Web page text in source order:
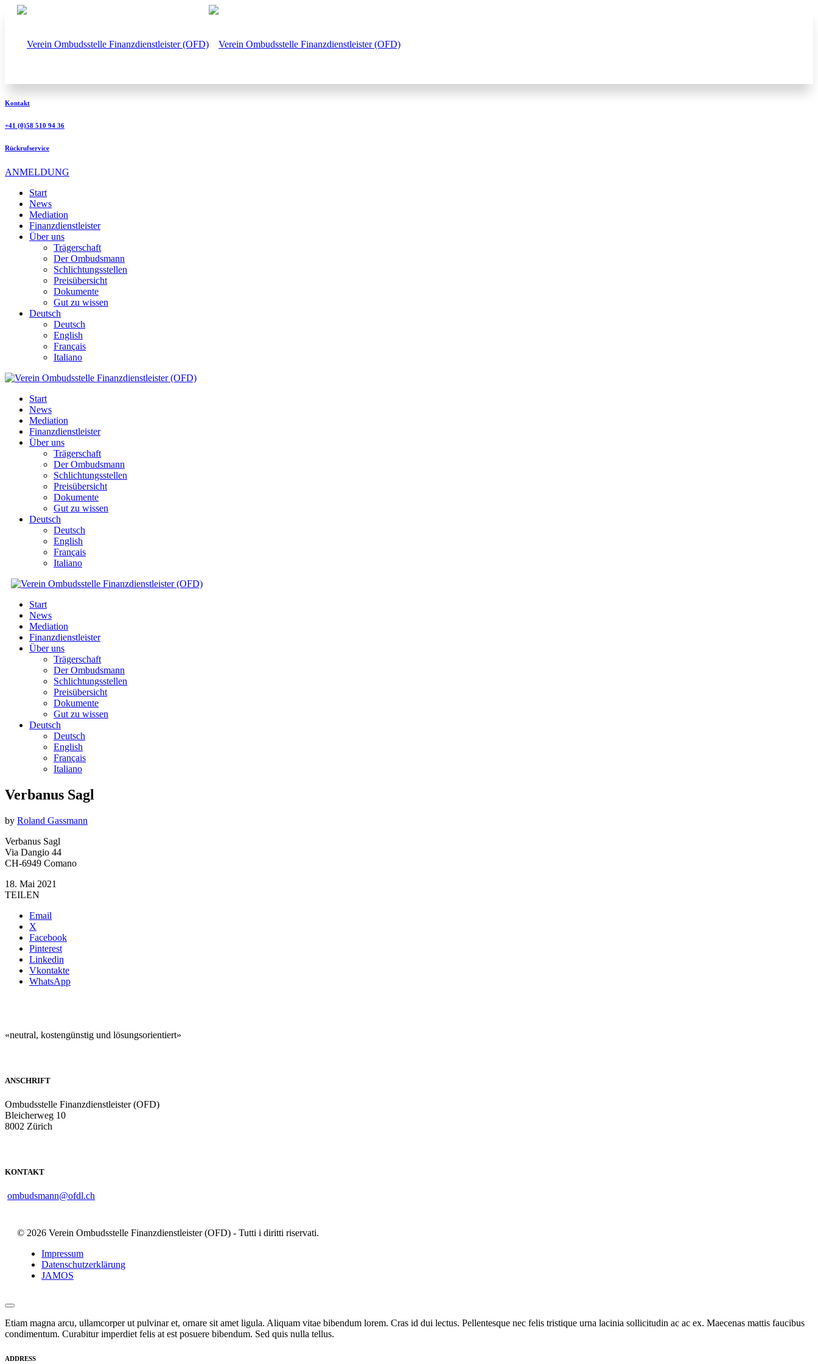
Kontakt
+41 (0)58 510 94 36
Rückrufservice
ANMELDUNG
Start
News
Mediation
Finanzdienstleister
Über uns
Trägerschaft
Der Ombudsmann
Schlichtungsstellen
Preisübersicht
Dokumente
Gut zu wissen
Deutsch
Deutsch
English
Français
Italiano
Start
News
Mediation
Finanzdienstleister
Über uns
Trägerschaft
Der Ombudsmann
Schlichtungsstellen
Preisübersicht
Dokumente
Gut zu wissen
Deutsch
Deutsch
English
Français
Italiano
Start
News
Mediation
Finanzdienstleister
Über uns
Trägerschaft
Der Ombudsmann
Schlichtungsstellen
Preisübersicht
Dokumente
Gut zu wissen
Deutsch
Deutsch
English
Français
Italiano
Verbanus Sagl
by Roland Gassmann
Verbanus Sagl
Via Dangio 44
CH-6949 Comano
18. Mai 2021
TEILEN
Email
X
Facebook
Pinterest
Linkedin
Vkontakte
WhatsApp
«neutral, kostengünstig und lösungsorientiert»
ANSCHRIFT
Ombudsstelle Finanzdienstleister (OFD)
Bleicherweg 10
8002 Zürich
KONTAKT
ombudsmann@ofdl.ch
© 2026 Verein Ombudsstelle Finanzdienstleister (OFD) - Tutti i diritti riservati.
Impressum
Datenschutzerklärung
JAMOS
Etiam magna arcu, ullamcorper ut pulvinar et, ornare sit amet ligula. Aliquam vitae bibendum lorem. Cras id dui lectus. Pellentesque nec felis tristique urna lacinia sollicitudin ac ac ex. Maecenas mattis faucibus
condimentum. Curabitur imperdiet felis at est posuere bibendum. Sed quis nulla tellus.
ADDRESS